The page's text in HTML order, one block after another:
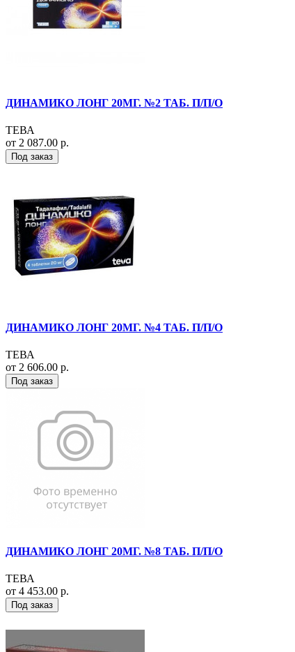
ДИНАМИКО ЛОНГ 20МГ. №2 ТАБ. П/П/О
ТЕВА
от 2 087.00 р.
Под заказ
ДИНАМИКО ЛОНГ 20МГ. №4 ТАБ. П/П/О
ТЕВА
от 2 606.00 р.
Под заказ
ДИНАМИКО ЛОНГ 20МГ. №8 ТАБ. П/П/О
ТЕВА
от 4 453.00 р.
Под заказ